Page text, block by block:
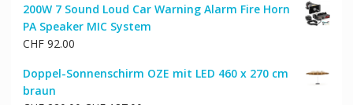
200W 7 Sound Loud Car Warning Alarm Fire Horn
PA Speaker MIC System
CHF92.00
Doppel-Sonnenschirm OZE mit LED 460 x 270 cm
braun